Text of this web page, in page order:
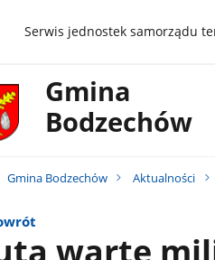
gov.plSerwis jednostek samorządu
Gmina
Bodzechów
Gmina Bodzechów Aktualności
warte